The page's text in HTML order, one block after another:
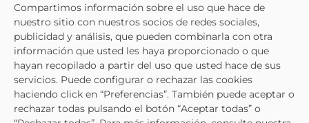
SKECHERSZapatilla
Skechers Slip-Ins: Bobs
Sport B Flex Lucy Taupe
117324-Tpe
64,91 € 74,95 €
SKECHERSDeportivas
Skechers S2K Blancas Y
Rosas 303697l-Ofwt
Para Mujer
49,95 € 59,95 €
- 15%
Compartimos información sobre el uso que hace de
nuestro sitio con nuestros socios de redes sociales,
publicidad y análisis, que pueden combinarla con otra
información que usted les haya proporcionado o que
hayan recopilado a partir del uso que usted hace de sus
servicios. Puede configurar o rechazar las cookies
haciendo click en “Preferencias”. También puede aceptar o
rechazar todas pulsando el botón “Aceptar todas” o